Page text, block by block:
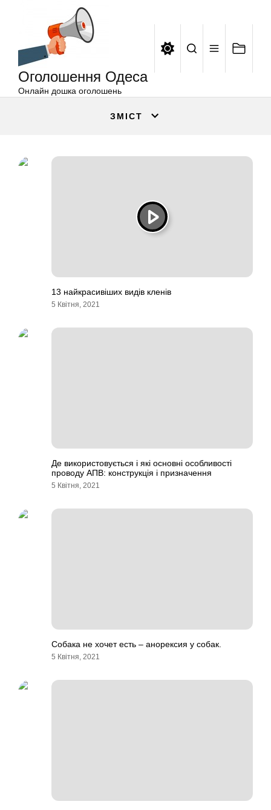
Оголошення Одеса
Онлайн дошка оголошень
ЗМІСТ
13 найкрасивіших видів кленів
5 Квітня, 2021
Де використовується і які основні особливості
проводу АПВ: конструкція і призначення
5 Квітня, 2021
Собака не хочет есть – анорексия у собак.
5 Квітня, 2021